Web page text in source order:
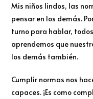
Mis niños lindos, las
pensar en los demás.
turno para hablar,
aprendemos que
los demás también.
Cumplir normas nos
capaces. ¡Es como